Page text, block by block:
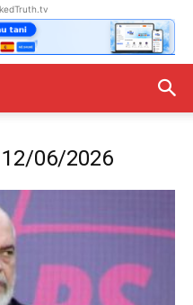
06/2026